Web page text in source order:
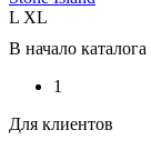
L XL
В начало каталога
1
Для клиентов